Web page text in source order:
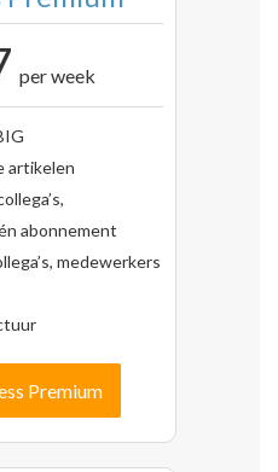
per week
artikelen
abonnement
medewerkers
Premium